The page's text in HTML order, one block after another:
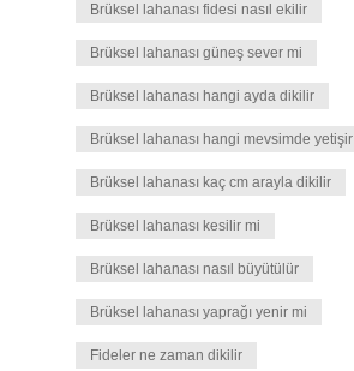
Brüksel lahanası fidesi nasıl ekilir
Brüksel lahanası güneş sever mi
Brüksel lahanası hangi ayda dikilir
Brüksel lahanası hangi mevsimde yetişir
Brüksel lahanası kaç cm arayla dikilir
Brüksel lahanası kesilir mi
Brüksel lahanası nasıl büyütülür
Brüksel lahanası yaprağı yenir mi
Fideler ne zaman dikilir